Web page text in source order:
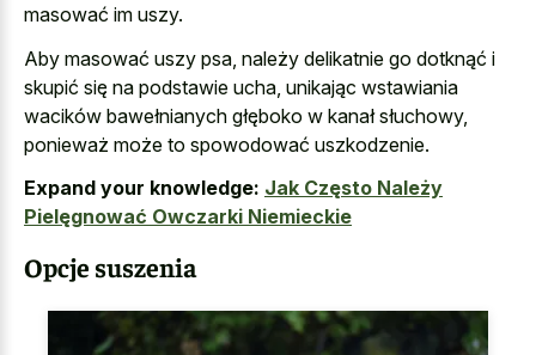
masować im uszy.
Aby masować uszy psa, należy delikatnie go dotknąć i
skupić się na podstawie ucha, unikając wstawiania
wacików bawełnianych głęboko w kanał słuchowy,
ponieważ może to spowodować uszkodzenie.
Expand your knowledge: Jak Często Należy
Pielęgnować Owczarki Niemieckie
Opcje suszenia